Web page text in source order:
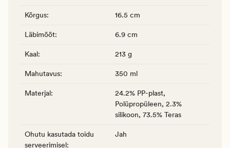
Kõrgus: 16.5 cm
Läbimõõt: 6.9 cm
Kaal: 213 g
Mahutavus: 350 ml
Materjal:
24.2% PP-plast,
Polüpropüleen, 2.3%
silikoon, 73.5% Teras
Ohutu kasutada toidu
serveerimisel:
Jah